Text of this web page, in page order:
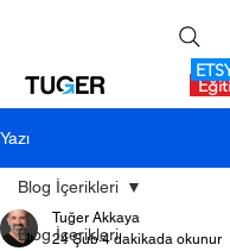
Yazı
Blog İçerikleri
Blog İçerikleri
Tuğer Akkaya
24 Şub 4 dakikada okunur